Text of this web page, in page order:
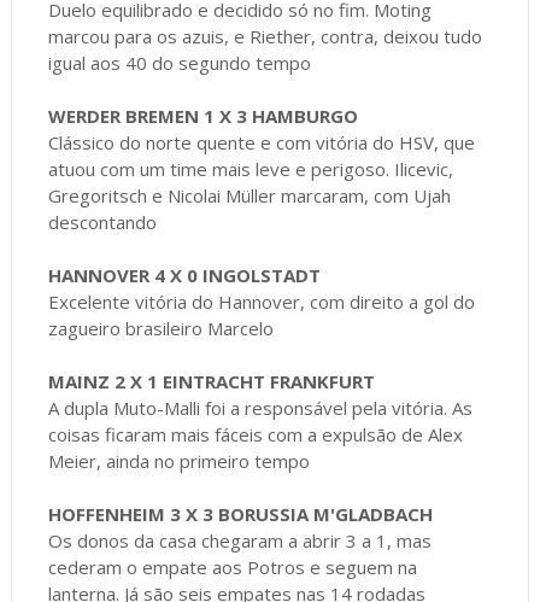
Duelo equilibrado e decidido só no fim. Moting
marcou para os azuis, e Riether, contra, deixou tudo
igual aos 40 do segundo tempo
WERDER BREMEN 1 X 3 HAMBURGO
Clássico do norte quente e com vitória do HSV, que
atuou com um time mais leve e perigoso. Ilicevic,
Gregoritsch e Nicolai Müller marcaram, com Ujah
descontando
HANNOVER 4 X 0 INGOLSTADT
Excelente vitória do Hannover, com direito a gol do
zagueiro brasileiro Marcelo
MAINZ 2 X 1 EINTRACHT FRANKFURT
A dupla Muto-Malli foi a responsável pela vitória. As
coisas ficaram mais fáceis com a expulsão de Alex
Meier, ainda no primeiro tempo
HOFFENHEIM 3 X 3 BORUSSIA M'GLADBACH
Os donos da casa chegaram a abrir 3 a 1, mas
cederam o empate aos Potros e seguem na
lanterna. Já são seis empates nas 14 rodadas